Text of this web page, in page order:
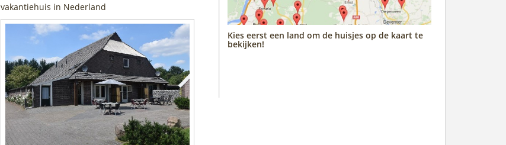
vakantiehuis in Nederland
Kies eerst een land om de huisjes op de kaart te
bekijken!